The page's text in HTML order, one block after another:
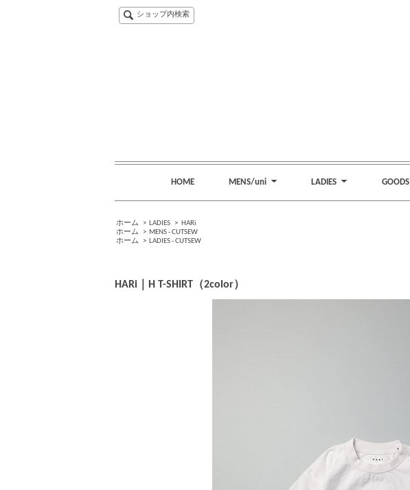
ショップ内検索
HOME MENS/uni LADIES GOODS
ホーム > LADIES > HARi
ホーム
> MENS - CUTSEW
ホーム
> LADIES - CUTSEW
HARi｜H T-SHIRT（2color）